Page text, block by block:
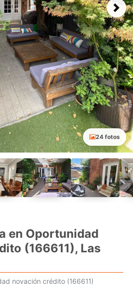
Next
24 fotos
en Oportunidad
(166611), Las
novación crédito (166611)